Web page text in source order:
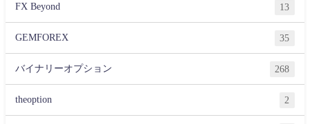
FX Beyond 13
GEMFOREX 35
バイナリーオプション 268
theoption 2